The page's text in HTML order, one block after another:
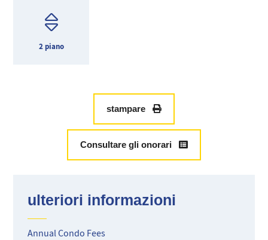
2 piano
stampare
Consultare gli onorari
ulteriori informazioni
Annual Condo Fees